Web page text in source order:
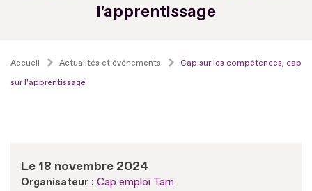
l'apprentissage
Accueil Actualités et événements
Cap sur les compétences, cap
sur l'apprentissage
Le 18 novembre 2024
Organisateur : Cap emploi Tarn